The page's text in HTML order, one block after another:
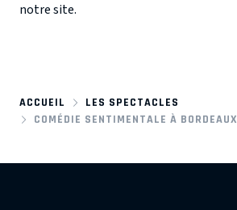
notre site.
ACCUEIL
LES SPECTACLES
COMÉDIE SENTIMENTALE À BORDEAUX